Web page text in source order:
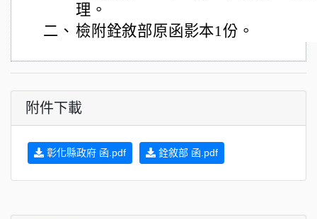
理。
二、 檢附銓敘部原函影本1份。
附件下載
彰化縣政府 函.pdf 銓敘部 函.pdf